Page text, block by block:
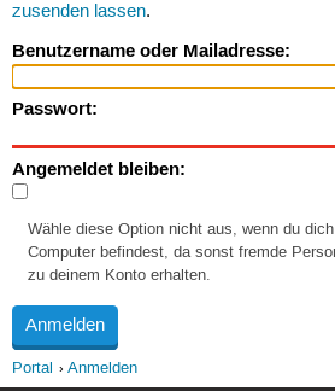
zusenden lassen.
Benutzername oder Mailadresse:
Passwort:
Angemeldet bleiben:
Wähle diese Option nicht aus, wenn du
Computer befindest, da sonst fremde
zu deinem Konto erhalten.
Portal Anmelden